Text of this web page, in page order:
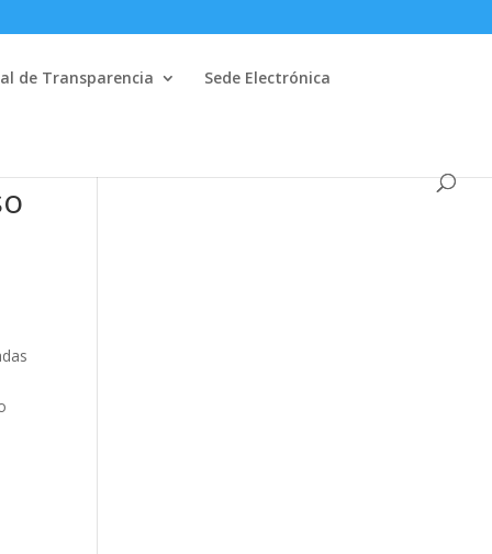
de Transparencia Sede Electrónica